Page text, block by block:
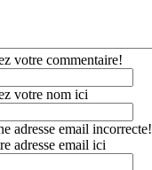
votre commentaire!
votre nom ici
adresse email incorrecte!
adresse email ici